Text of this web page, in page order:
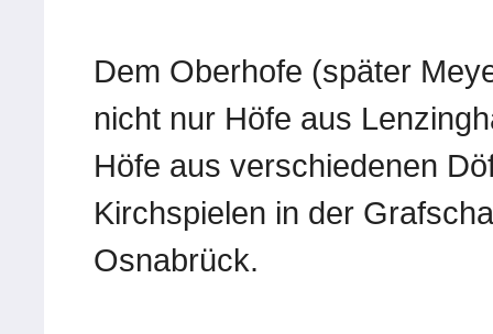
Dem Oberhofe (später
nicht nur Höfe aus
Höfe aus verschiedenen
Kirchspielen in der
Osnabrück.